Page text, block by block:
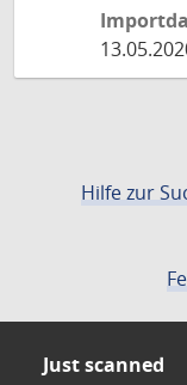
Hilfe zur
Just scanned